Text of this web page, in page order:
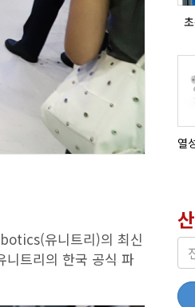
유니트리)의 최신
니트리의 한국 공식 파